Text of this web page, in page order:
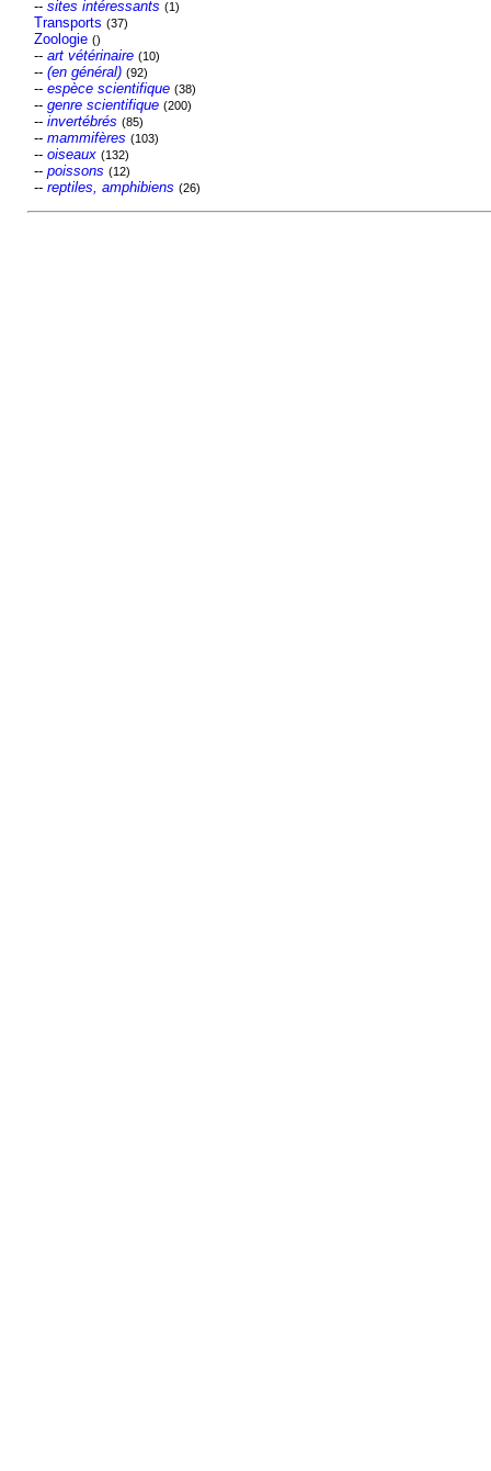
-- sites intéressants (1)
Transports (37)
Zoologie ()
-- art vétérinaire (10)
-- (en général) (92)
-- espèce scientifique (38)
-- genre scientifique (200)
-- invertébrés (85)
-- mammifères (103)
-- oiseaux (132)
-- poissons (12)
-- reptiles, amphibiens (26)